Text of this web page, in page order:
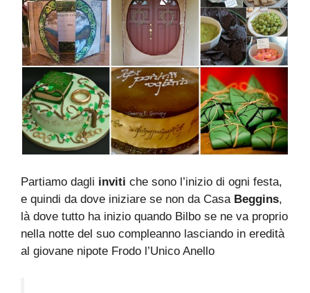
Partiamo dagli inviti che sono l’inizio di ogni festa,
e quindi da dove iniziare se non da Casa Beggins,
là dove tutto ha inizio quando Bilbo se ne va proprio
nella notte del suo compleanno lasciando in eredità
al giovane nipote Frodo l’Unico Anello